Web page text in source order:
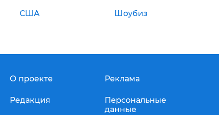
США Шоубиз
О проекте
Редакция
Реклама
Персональные
данные